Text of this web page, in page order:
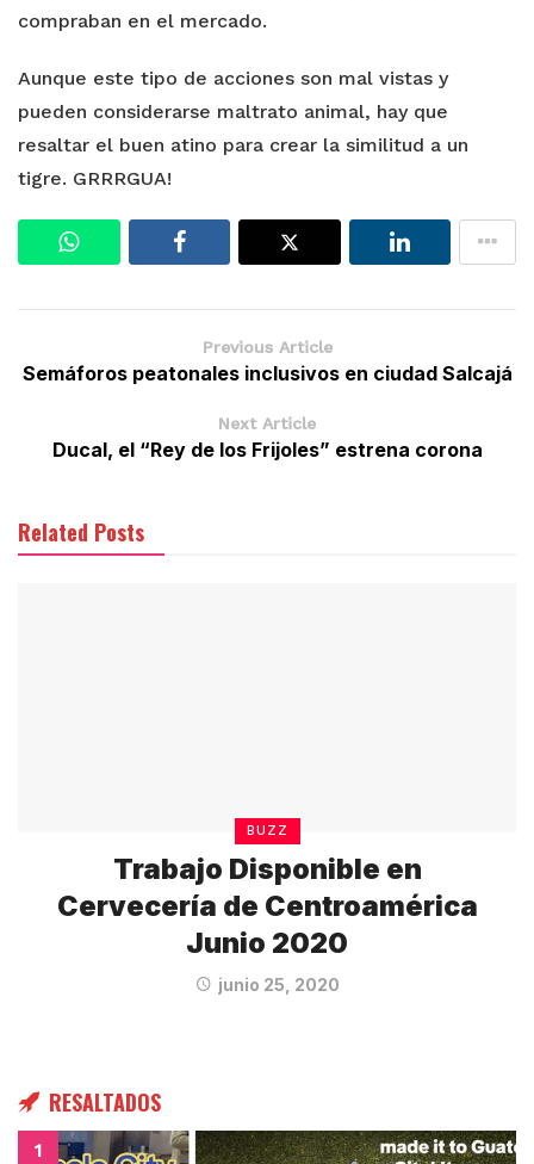
compraban en el mercado.
Aunque este tipo de acciones son mal vistas y
pueden considerarse maltrato animal, hay que
resaltar el buen atino para crear la similitud a un
tigre. GRRRGUA!
Previous Article
Semáforos peatonales inclusivos en ciudad Salcajá
Next Article
Ducal, el “Rey de los Frijoles” estrena corona
Related Posts
BUZZ
Trabajo Disponible en
Cervecería de Centroamérica
Junio 2020
junio 25, 2020
RESALTADOS